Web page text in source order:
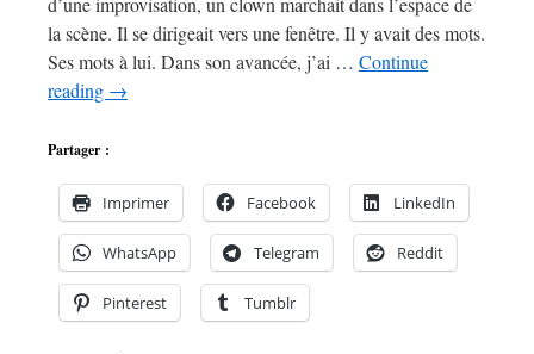
la scène. Il se dirigeait vers une fenêtre. Il y avait des mots.
Ses mots à lui. Dans son avancée, j’ai … Continue
reading →
Partager :
Imprimer Facebook LinkedIn
WhatsApp Telegram Reddit
Pinterest Tumblr